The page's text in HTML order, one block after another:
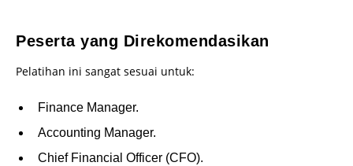
Peserta yang Direkomendasikan
Pelatihan ini sangat sesuai untuk:
Finance Manager.
Accounting Manager.
Chief Financial Officer (CFO).